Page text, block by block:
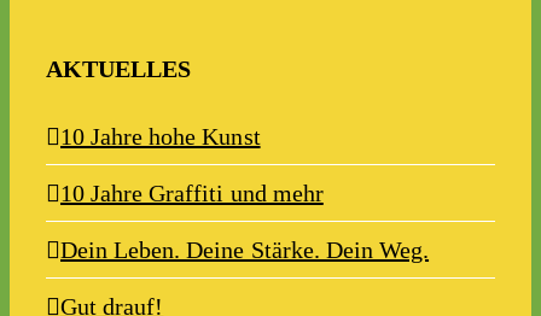
AKTUELLES
10 Jahre hohe Kunst
10 Jahre Graffiti und mehr
Dein Leben. Deine Stärke. Dein Weg.
Gut drauf!